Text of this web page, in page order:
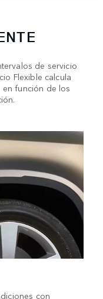
de servicio
Flexible calcula
función de los
con